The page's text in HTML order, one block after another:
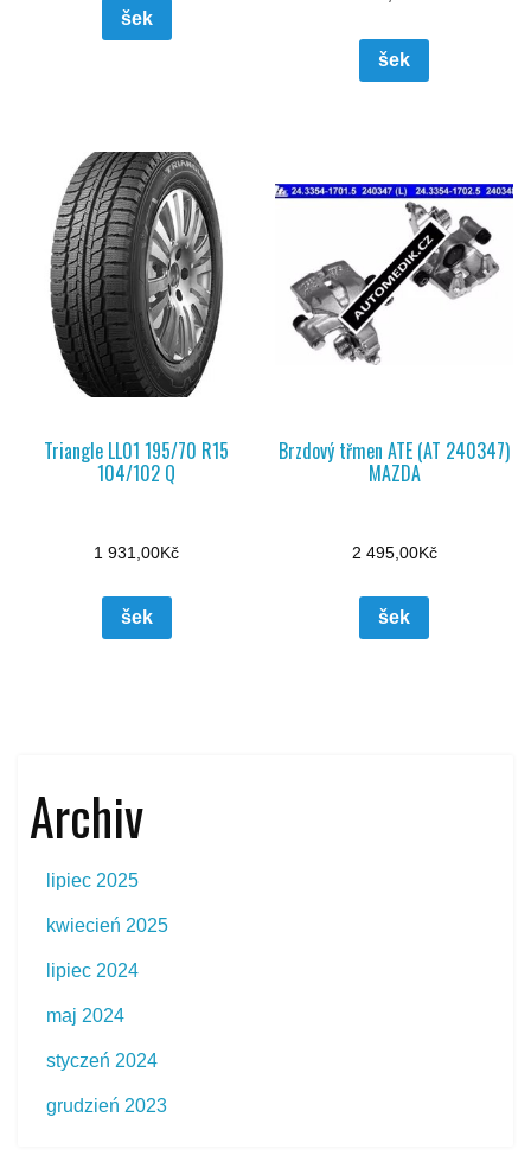
šek
šek
Triangle LL01 195/70 R15
104/102 Q
1 931,00Kč
šek
Brzdový třmen ATE (AT 240347)
MAZDA
2 495,00Kč
šek
Archiv
lipiec 2025
kwiecień 2025
lipiec 2024
maj 2024
styczeń 2024
grudzień 2023